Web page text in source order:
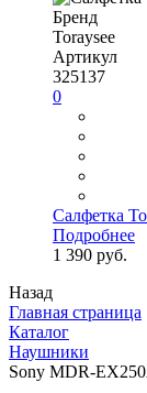
Бренд
Toraysee
Артикул
325137
0
Салфетка
Подробнее
1 390 руб.
Назад
Главная страница
Каталог
Наушники
Sony MDR-